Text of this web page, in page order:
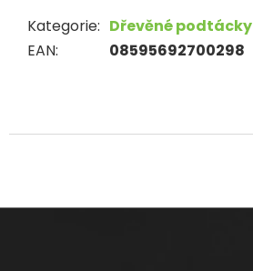
Kategorie: Dřevěné podtácky
EAN: 08595692700298
Z